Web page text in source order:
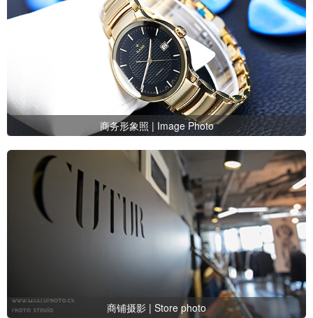
商务形象照 | Image Photo
商铺摄影 | Store photo